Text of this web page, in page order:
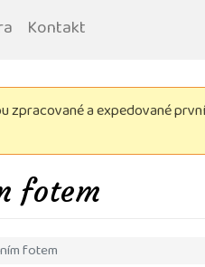
Kontakt
zpracované a expedované
fotem
fotem